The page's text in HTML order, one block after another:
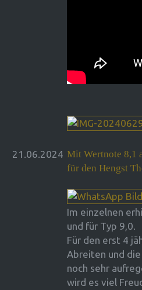
21.06.2024 Mit Wertnote 8,1
für den Hengst
Im einzelnen
und für Typ 9,0.
Für den erst 4
Abreiten und
noch sehr
wird es viel